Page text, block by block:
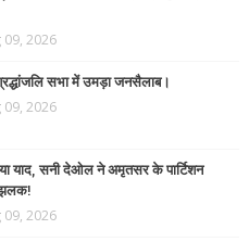
09, 2026
सभा में उमड़ा जनसैलाब।
09, 2026
याद, सनी देओल ने अमृतसर के पार्टिशन
झलक!
09, 2026